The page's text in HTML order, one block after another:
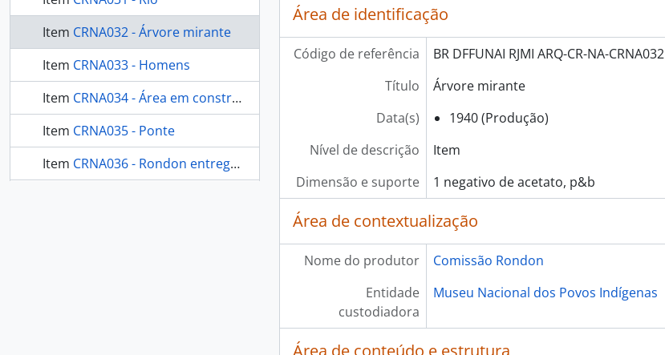
Item CRNA032 - Árvore mirante
Item CRNA033 - Homens
Item CRNA034 - Área em construção
Item CRNA035 - Ponte
Item CRNA036 - Rondon entregando presentes
Área de identificação
Código de referência
BR DFFUNAI RJMI ARQ-CR-NA-CRNA032
Título
Árvore mirante
Data(s)
1940 (Produção)
Nível de descrição
Item
Dimensão e suporte
1 negativo de acetato, p&b
Área de contextualização
Nome do produtor
Comissão Rondon
Entidade
custodiadora
Museu Nacional dos Povos Indígenas
Área de conteúdo e estrutura